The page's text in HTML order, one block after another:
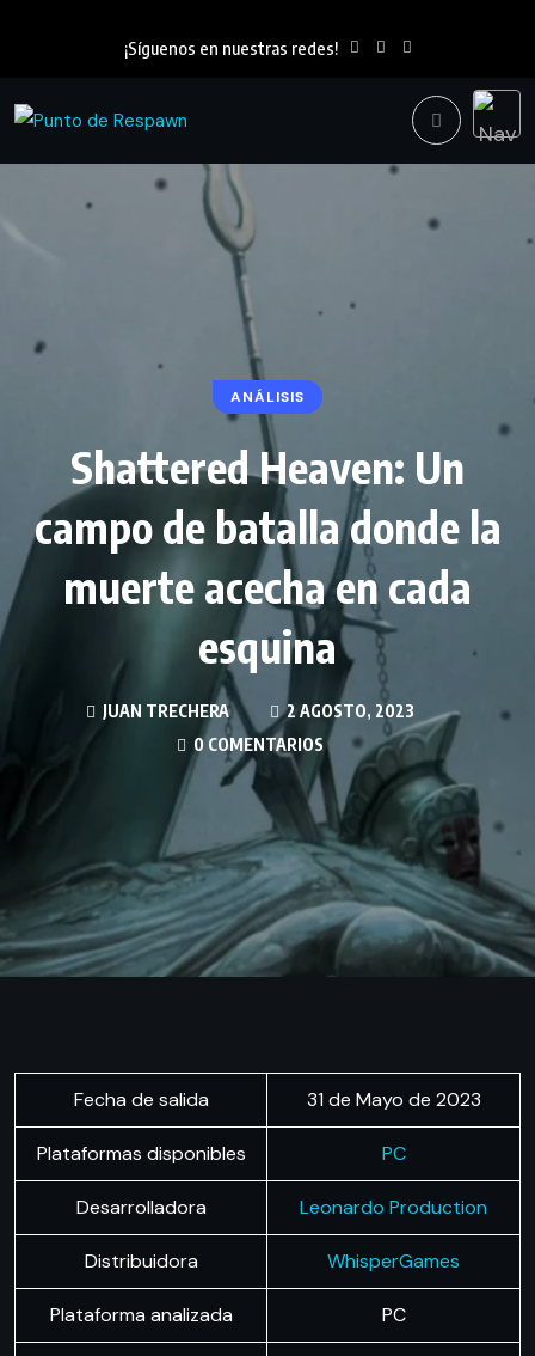
¡Síguenos en nuestras redes!
ANÁLISIS
Shattered Heaven: Un
campo de batalla donde la
muerte acecha en cada
esquina
JUAN TRECHERA
2 AGOSTO, 2023
0 COMENTARIOS
Fecha de salida 31 de Mayo de 2023
Plataformas disponibles PC
Desarrolladora Leonardo Production
Distribuidora WhisperGames
Plataforma analizada PC